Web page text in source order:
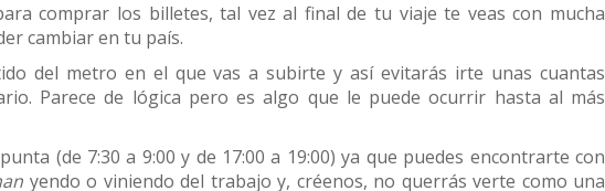
comprar los billetes, tal vez al final de tu viaje te veas con mucha
cambiar en tu país.
del metro en el que vas a subirte y así evitarás irte unas cuantas
Parece de lógica pero es algo que le puede ocurrir hasta al más
(de 7:30 a 9:00 y de 17:00 a 19:00) ya que puedes encontrarte con
yendo o viniendo del trabajo y, créenos, no querrás verte como una